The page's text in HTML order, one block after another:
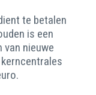
te betalen
is een
van nieuwe